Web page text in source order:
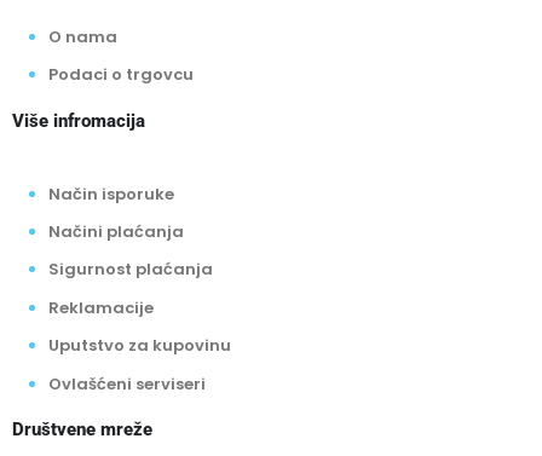
O nama
Podaci o trgovcu
Više infromacija
Način isporuke
Načini plaćanja
Sigurnost plaćanja
Reklamacije
Uputstvo za kupovinu
Ovlašćeni serviseri
Društvene mreže